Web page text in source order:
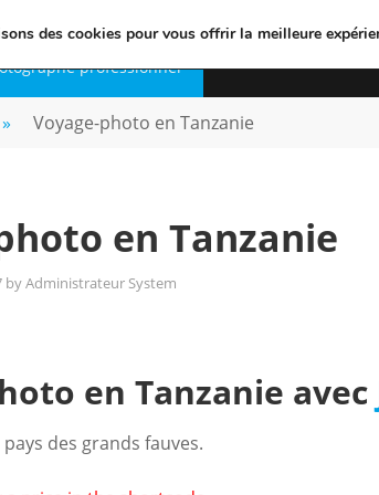
professionnel
ACCUEIL
» Voyage-photo en Tanzanie
en Tanzanie
byAdministrateur System
en Tanzanie avec
des grands fauves.
des cookies pour vous offrir la meilleure